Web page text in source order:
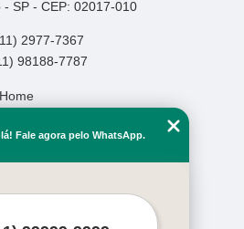
- SP - CEP: 02017-010
2977-7367
98188-7787
Home
Missão
Fale agora pelo WhatsApp.